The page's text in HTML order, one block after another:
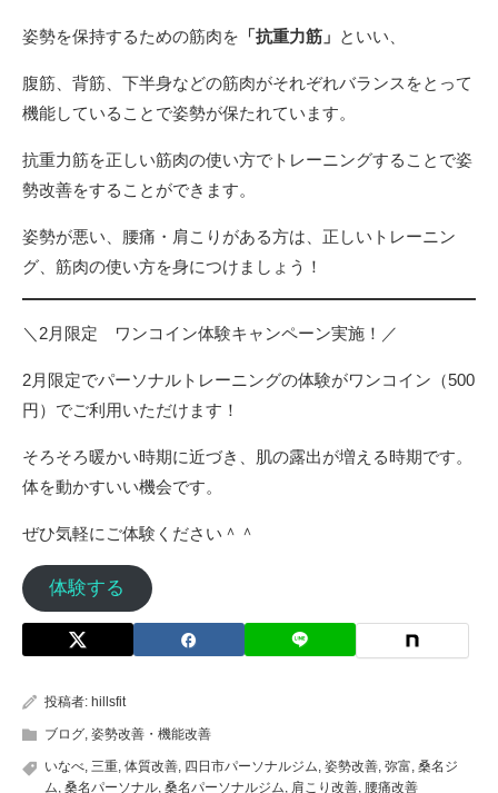
姿勢を保持するための筋肉を 「抗重力筋」 といい、
腹筋、背筋、下半身などの筋肉がそれぞれバランスをとって
機能していることで姿勢が保たれています。
抗重力筋を正しい筋肉の使い方でトレーニングすることで姿
勢改善をすることができます。
姿勢が悪い、腰痛・肩こりがある方は、正しいトレーニン
グ、筋肉の使い方を身につけましょう！
＼2月限定 ワンコイン体験キャンペーン実施！／
2月限定でパーソナルトレーニングの体験がワンコイン（500
円）でご利用いただけます！
そろそろ暖かい時期に近づき、肌の露出が増える時期です。
体を動かすいい機会です。
ぜひ気軽にご体験ください＾＾
体験する
投稿者: hillsfit
ブログ, 姿勢改善・機能改善
いなべ, 三重, 体質改善, 四日市パーソナルジム, 姿勢改善, 弥富, 桑名ジ
ム, 桑名パーソナル, 桑名パーソナルジム, 肩こり改善, 腰痛改善